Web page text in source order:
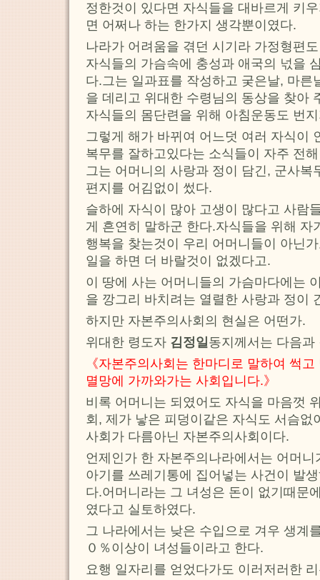
정한것이 있다면 자식들을 대바르게 키
면 어쩌나 하는 한가지 생각뿐이였다.
나라가 어려움을 겪던 시기라 가정형편
자식들의 가슴속에 충성과 애국의 넋을
다.그는 일과표를 작성하고 궂은날, 마른
을 데리고 위대한 수령님의 동상을 찾아
자식들의 몸단련을 위해 아침운동도 번
그렇게 해가 바뀌여 어느덧 여러 자식이
복무를 잘하고있다는 소식들이 자주 전
그는 어머니의 사랑과 정이 담긴, 군사복
편지를 어김없이 썼다.
슬하에 자식이 많아 고생이 많다고 사람
게 흔연히 말하군 한다.자식들을 위해 자
행복을 찾는것이 우리 어머니들이 아닌
일을 하면 더 바랄것이 없겠다고.
이 땅에 사는 어머니들의 가슴마다에는
을 깡그리 바치려는 열렬한 사랑과 정이
하지만 자본주의사회의 현실은 어떤가.
위대한 령도자 김정일동지께서는 다음
《자본주의사회는 한마디로 말하여 썩
멸망에 가까와가는 사회입니다.》
비록 어머니는 되였어도 자식을 마음껏
회, 제가 낳은 피덩이같은 자식도 서슴없
사회가 다름아닌 자본주의사회이다.
언제인가 한 자본주의나라에서는 어머
아기를 쓰레기통에 집어넣는 사건이 발
다.어머니라는 그 녀성은 돈이 없기때문
였다고 실토하였다.
그 나라에서는 낮은 수입으로 겨우 생계
０％이상이 녀성들이라고 한다.
요행 일자리를 얻었다가도 이러저러한